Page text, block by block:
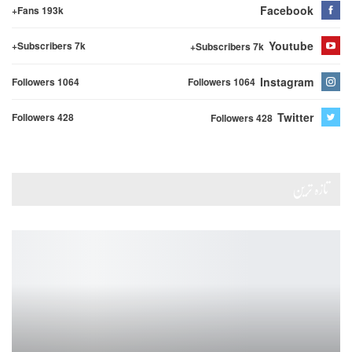
Facebook
Fans 193k+
Youtube
Subscribers 7k+
Subscribers 7k+
Instagram
Followers 1064
Followers 1064
Twitter
Followers 428
Followers 428